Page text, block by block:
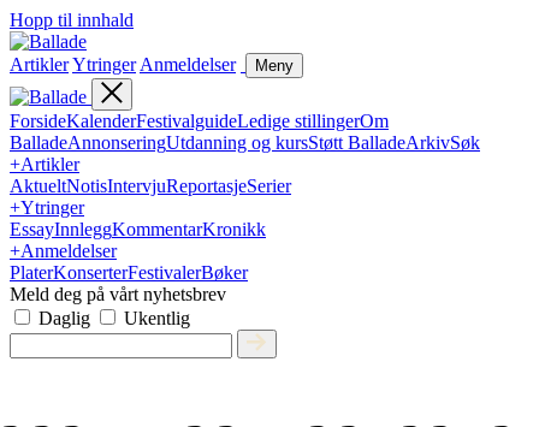
Hopp til innhald
ArtiklerYtringer Anmeldelser Meny
ForsideKalenderFestivalguideLedige stillingerOm
BalladeAnnonseringUtdanning og kursStøtt BalladeArkivSøk
+Artikler
AktueltNotisIntervjuReportasjeSerier
+Ytringer
EssayInnleggKommentarKronikk
+Anmeldelser
PlaterKonserterFestivalerBøker
Meld deg på vårt nyhetsbrev
Daglig
Ukentlig